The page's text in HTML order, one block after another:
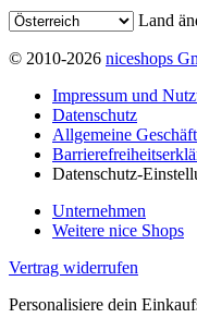
Land
© 2010-2026 niceshops
Impressum und
Datenschutz
Allgemeine
Datenschutz-
Unternehmen
Weitere nice Shops
Vertrag widerrufen
Personalisiere dein